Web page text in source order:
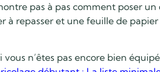
pas à pas comment poser
à repasser et une feuille de
n’êtes pas encore bien